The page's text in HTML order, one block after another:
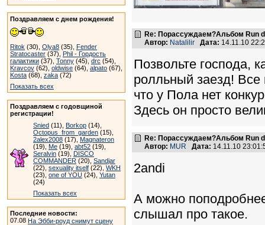
Поздравляем с днем рождения!
Ritok (30), Olya8 (35), Fender
Stratocaster (37), Phil - Гордость
галактики (37), Tonny (45), drc (54),
Kravcov (62), oldwise (64), alpato (67),
Kosta (68), zaka (72)
Показать всех
Поздравляем с годовщиной
регистрации!
Snied (11), Borkop (14),
Octopus_from_garden (15),
2alex2008 (17), Magnateron
(19), Me (19), abt52 (19),
Seralvin (19), DISCO
COMMANDER (20), Sandjar
(22), sexuality itself (22), WKH
(23), one of YOU (24), Yutan
(24)
Показать всех
Последние новости:
07.08 На Эбби-роуд снимут сцену
Re: Порассуждаем?Альбом Run
Автор: Natalilir Дата: 14.11.10
Позвольте господа,
ролльный заезд! Все
что у Пола нет
Здесь он просто
Re: Порассуждаем?Альбом Run
Автор: MUR Дата: 14.11.10
2andi
А можно
слышал про такое.